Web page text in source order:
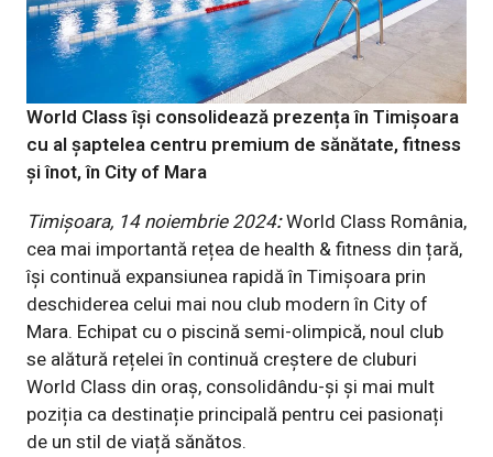
World Class își consolidează prezența în Timișoara
cu al șaptelea centru premium de sănătate, fitness
și înot, în City of Mara
Timișoara, 14 noiembrie 2024:World Class România,
cea mai importantă rețea de health & fitness din țară,
își continuă expansiunea rapidă în Timișoara prin
deschiderea celui mai nou club modern în City of
Mara. Echipat cu o piscină semi-olimpică, noul club
se alătură rețelei în continuă creștere de cluburi
World Class din oraș, consolidându-și și mai mult
poziția ca destinație principală pentru cei pasionați
de un stil de viață sănătos.